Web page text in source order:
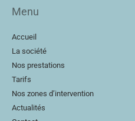
Menu
Accueil
La société
Nos prestations
Tarifs
Nos zones d’intervention
Actualités